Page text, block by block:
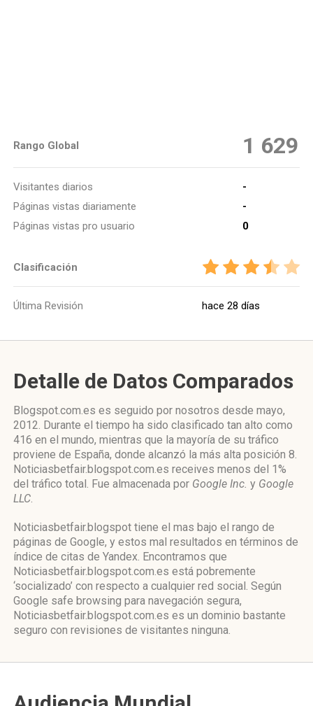
Rango Global 1 629
Visitantes diarios
-
Páginas vistas diariamente
-
Páginas vistas pro usuario
0
Clasificación
Última Revisión hace 28 días
Detalle de Datos Comparados
Blogspot.com.es es seguido por nosotros desde mayo,
2012. Durante el tiempo ha sido clasificado tan alto como
416 en el mundo, mientras que la mayoría de su tráfico
proviene de España, donde alcanzó la más alta posición 8.
Noticiasbetfair.blogspot.com.es receives menos del 1%
del tráfico total. Fue almacenada por Google Inc. y Google
LLC.
Noticiasbetfair.blogspot tiene el mas bajo el rango de
páginas de Google, y estos mal resultados en términos de
índice de citas de Yandex. Encontramos que
Noticiasbetfair.blogspot.com.es está pobremente
‘socializado’ con respecto a cualquier red social. Según
Google safe browsing para navegación segura,
Noticiasbetfair.blogspot.com.es es un dominio bastante
seguro con revisiones de visitantes ninguna.